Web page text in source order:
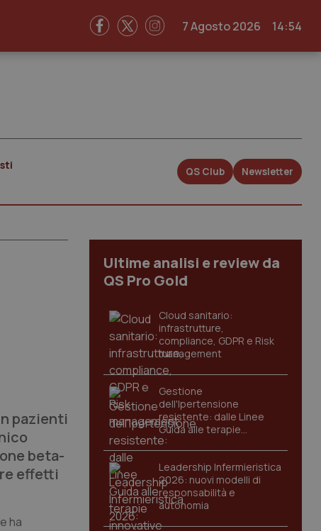
7 Agosto 2026 14:54
QS Club Newsletter
pazienti
beta-
effetti
ha
Ultime analisi e review da
QS Pro Gold
Cloud sanitario:
infrastrutture,
compliance, GDPR e Risk
management
Gestione
dell'Ipertensione
resistente: dalle Linee
Guida alle terapie
innovative
Leadership Infermieristica
2026: nuovi modelli di
responsabilità e
autonomia